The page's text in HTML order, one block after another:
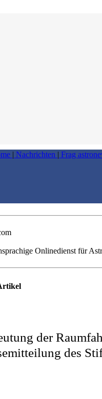
| Nachrichten | Frag
Onlinedienst für
der
des